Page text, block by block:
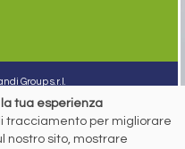
Group s.r.l.
5
tua esperienza
tracciamento per migliorare
nostro sito, mostrare